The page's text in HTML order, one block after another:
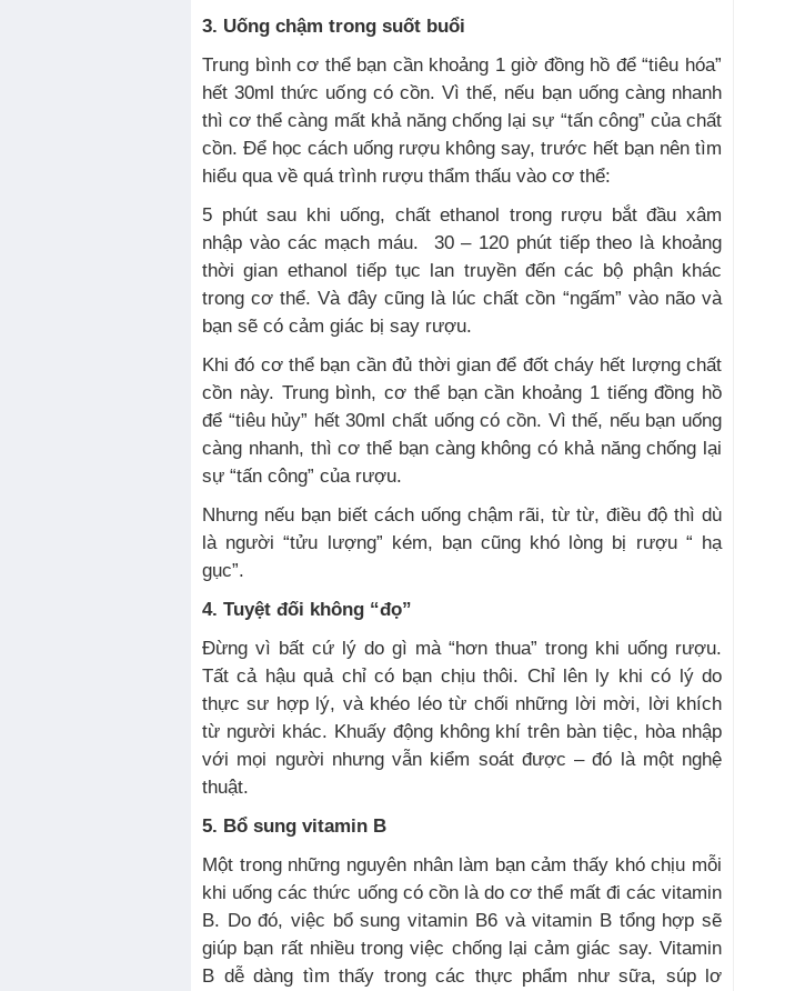
3. Uống chậm trong suốt buổi
Trung bình cơ thể bạn cần khoảng 1 giờ đồng hồ để “tiêu hóa”
hết 30ml thức uống có cồn. Vì thế, nếu bạn uống càng nhanh
thì cơ thể càng mất khả năng chống lại sự “tấn công” của chất
cồn. Để học cách uống rượu không say, trước hết bạn nên tìm
hiểu qua về quá trình rượu thẩm thấu vào cơ thể:
5 phút sau khi uống, chất ethanol trong rượu bắt đầu xâm
nhập vào các mạch máu. 30 – 120 phút tiếp theo là khoảng
thời gian ethanol tiếp tục lan truyền đến các bộ phận khác
trong cơ thể. Và đây cũng là lúc chất cồn “ngấm” vào não và
bạn sẽ có cảm giác bị say rượu.
Khi đó cơ thể bạn cần đủ thời gian để đốt cháy hết lượng chất
cồn này. Trung bình, cơ thể bạn cần khoảng 1 tiếng đồng hồ
để “tiêu hủy” hết 30ml chất uống có cồn. Vì thế, nếu bạn uống
càng nhanh, thì cơ thể bạn càng không có khả năng chống lại
sự “tấn công” của rượu.
Nhưng nếu bạn biết cách uống chậm rãi, từ từ, điều độ thì dù
là người “tửu lượng” kém, bạn cũng khó lòng bị rượu “ hạ
gục”.
4. Tuyệt đối không “đọ”
Đừng vì bất cứ lý do gì mà “hơn thua” trong khi uống rượu.
Tất cả hậu quả chỉ có bạn chịu thôi. Chỉ lên ly khi có lý do
thực sư hợp lý, và khéo léo từ chối những lời mời, lời khích
từ người khác. Khuấy động không khí trên bàn tiệc, hòa nhập
với mọi người nhưng vẫn kiểm soát được – đó là một nghệ
thuật.
5. Bổ sung vitamin B
Một trong những nguyên nhân làm bạn cảm thấy khó chịu mỗi
khi uống các thức uống có cồn là do cơ thể mất đi các vitamin
B. Do đó, việc bổ sung vitamin B6 và vitamin B tổng hợp sẽ
giúp bạn rất nhiều trong việc chống lại cảm giác say. Vitamin
B dễ dàng tìm thấy trong các thực phẩm như sữa, súp lơ